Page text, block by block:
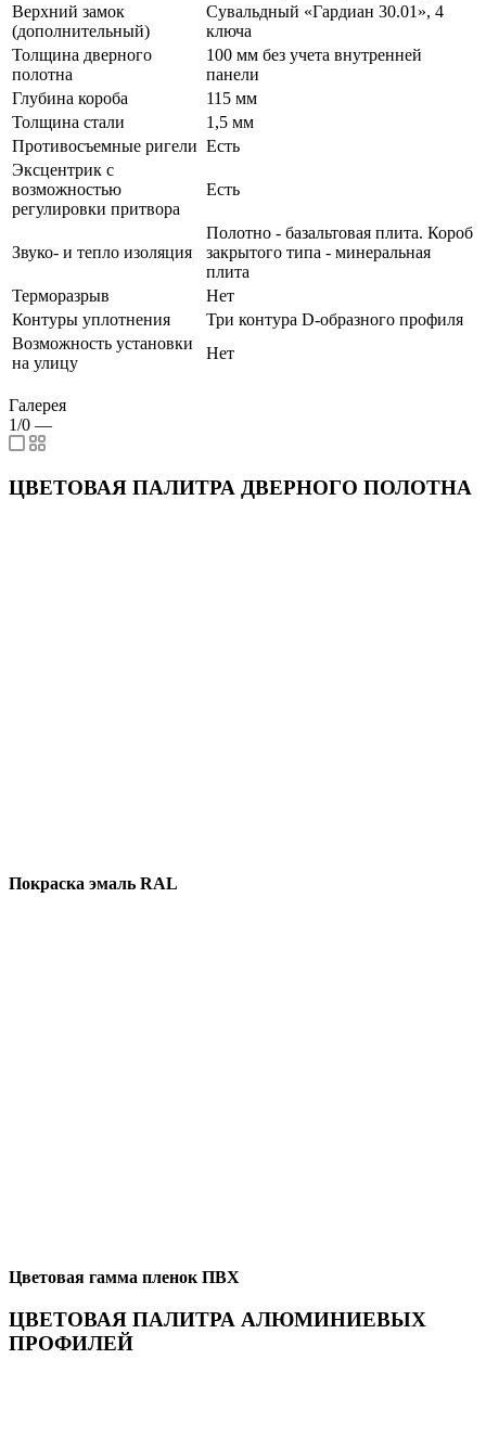
Верхний замок
(дополнительный)
Сувальдный «Гардиан 30.01», 4
ключа
Толщина дверного
полотна
100 мм без учета внутренней
панели
Глубина короба
115 мм
Толщина стали
1,5 мм
Противосъемные ригели Есть
Эксцентрик с
возможностью
регулировки притвора
Есть
Звуко- и тепло изоляция
Полотно - базальтовая плита. Короб
закрытого типа - минеральная
плита
Терморазрыв
Нет
Контуры уплотнения
Три контура D-образного профиля
Возможность установки
на улицу
Нет
Галерея
1/0 —
ЦВЕТОВАЯ ПАЛИТРА ДВЕРНОГО ПОЛОТНА
Покраска эмаль RAL
Цветовая гамма пленок ПВХ
ЦВЕТОВАЯ ПАЛИТРА АЛЮМИНИЕВЫХ
ПРОФИЛЕЙ